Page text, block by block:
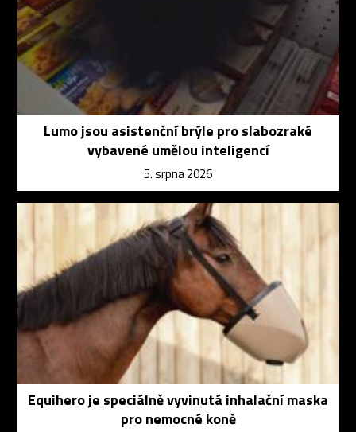
Lumo jsou asistenční brýle pro slabozraké
vybavené umělou inteligencí
5. srpna 2026
Equihero je speciálně vyvinutá inhalační maska
pro nemocné koně